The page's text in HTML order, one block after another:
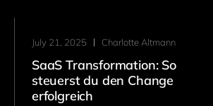
July 21, 2025 Charlotte Altmann
SaaS Transformation: So
steuerst du den Change
erfolgreich